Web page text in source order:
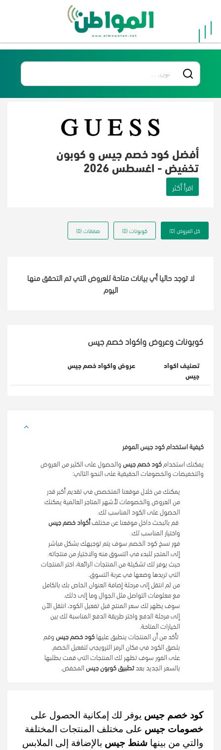
الرئيسية
أفضل
20
المتاجر
فئات
أفضل كود خصم جيس و كوبون
تخفيض - اغسطس 2026
اقرأ أكثر
كل العروض (0) كوبونات (0) صفقات (0)
لا توجد حاليا أي بيانات متاحة للعروض التي تم التحقق منها
اليوم
كوبونات وعروض واكواد خصم جيس
تصنيف اكواد
جيس
عروض واكواد خصم جيس
كيفية استخدام كود جيس الموفر
يمكنك استخدام كود خصم جيس
والتخفيضات والخصومات الحقيقية على النحو التالي:
الحصول على الكود المناسب لك.
قم بالبحث داخل موقعنا عن مختلف أكواد خصم جيس
واختيار المناسب لك.
إلى المتجر للبدء في التسوق منه والاختيار من منتجاته.
التي تريدها وضعها في عربة التسوق.
مع معلومات التواصل مثل الجوال وما إلى ذلك.
الخيارات المتاحة.
تأكد من أن المنتجات ينطبق عليها كود خصم جيس
بلصق الكود في مكان الرمز الترويجي لتفعيل الخصم.
بالسعر الجديد بعد تطبيق كوبون جيس المخفض.
كود خصم جيس يوفر لك إمكانية الحصول على
خصومات جيس على مختلف المنتجات المختلفة
والتي من بينها شنط جيس بالإضافة إلى الملابس